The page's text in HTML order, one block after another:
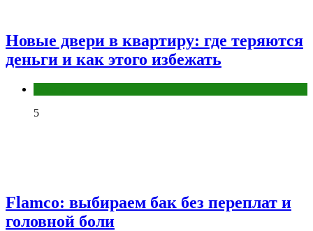
Новые двери в квартиру: где теряются
деньги и как этого избежать
5
Flamco: выбираем бак без переплат и
головной боли